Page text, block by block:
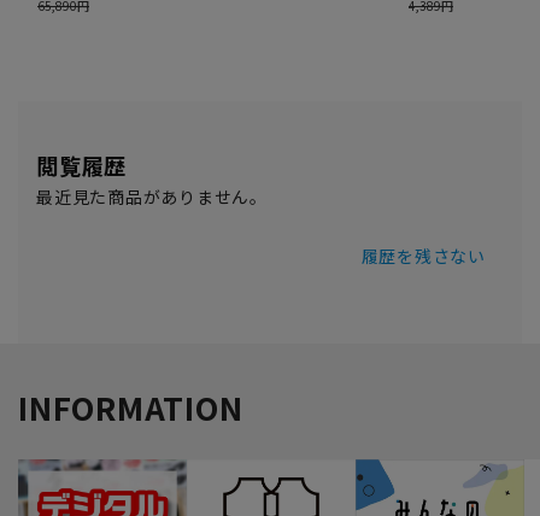
閲覧履歴
最近見た商品がありません。
履歴を残さない
INFORMATION